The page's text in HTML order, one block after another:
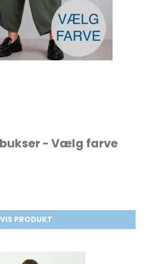
- Vælg farve
VIS PRODUKT